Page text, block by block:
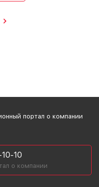
портал о компании
10
о компании